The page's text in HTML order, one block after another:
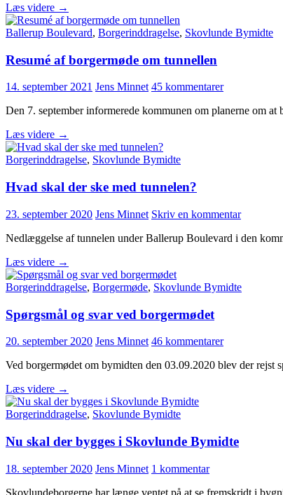
Læs videre Åbent
lokalrådsmøde
om
→
Ballerup Boulevard, Borgerinddragelse, Skovlunde Bymidte
Resumé af borgermøde om tunnellen
14. september 2021 Jens Minnet 45 kommentarer
Den 7. september informerede kommunen om planerne om
Læs videre Resumé
af
borgermøde
tunnellen
→
Borgerinddragelse, Skovlunde Bymidte
Hvad skal der ske med tunnelen?
23. september 2020 Jens Minnet Skriv en kommentar
Nedlæggelse af tunnelen under Ballerup Boulevard i den
Læs videre Hvad
skal
der
med
tunnelen?
→
Borgerinddragelse, Borgermøde, Skovlunde Bymidte
Spørgsmål og svar ved borgermødet
20. september 2020 Jens Minnet 46 kommentarer
Ved borgermødet om bymidten den 03.09.2020 blev der rejst
Læs videre Spørgsmål
og
svar
borgermødet
→
Borgerinddragelse, Skovlunde Bymidte
Nu skal der bygges i Skovlunde Bymidte
18. september 2020 Jens Minnet 1 kommentar
Skovlundeborgerne har længe ventet på at se fremskridt i